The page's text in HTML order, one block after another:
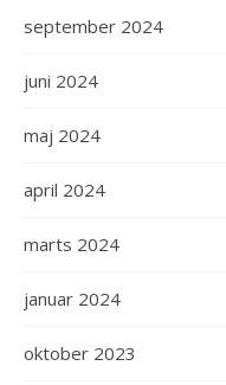
september 2024
juni 2024
maj 2024
april 2024
marts 2024
januar 2024
oktober 2023